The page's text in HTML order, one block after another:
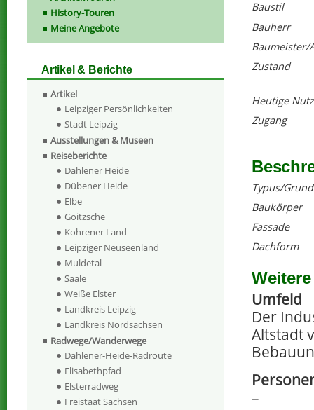
Baustil
Bauherr
Baumeister/
Zustand
Heutige
Zugang
Typus/
Baukörper
Fassade
Dachform
Umfeld
Der
Altstadt
–
History-Touren
Meine Angebote
Artikel & Berichte
Artikel
Leipziger Persönlichkeiten
Stadt Leipzig
Ausstellungen & Museen
Reiseberichte
Dahlener Heide
Dübener Heide
Elbe
Goitzsche
Kohrener Land
Leipziger Neuseenland
Muldetal
Saale
Weiße Elster
Landkreis Leipzig
Landkreis Nordsachsen
Radwege/Wanderwege
Dahlener-Heide-Radroute
Elisabethpfad
Elsterradweg
Freistaat Sachsen